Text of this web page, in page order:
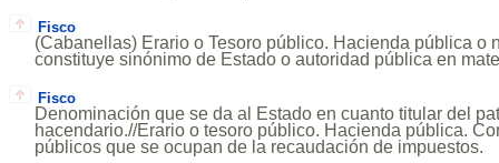
Fisco
(Cabanellas) Erario o Tesoro público. Hacienda pública o
constituye sinónimo de Estado o autoridad pública en
Fisco
Denominación que se da al Estado en cuanto titular del
hacendario.//Erario o tesoro público. Hacienda pública.
públicos que se ocupan de la recaudación de impuestos.